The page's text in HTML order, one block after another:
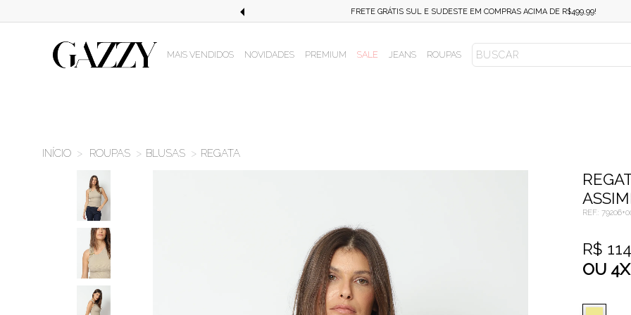
FRETE FIXO SUL E SUDESTE EM COMPRAS ACIMA DE R$499,99!
MAIS VENDIDOS NOVIDADES PREMIUM SALE JEANS ROUPAS
ROUPAS BLUSAS REGATA
REF.:
R$
OU 4X